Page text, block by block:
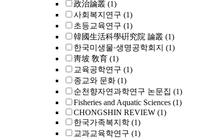
政治論叢 (1)
사회복지연구 (1)
초등교육연구 (1)
韓國生活科學硏究院 論叢 (1)
한국미생물·생명공학회지 (1)
靑坡 敎育 (1)
교육공학연구 (1)
종교와 문화 (1)
순천향자연과학연구 논문집 (1)
Fisheries and Aquatic Sciences (1)
CHONGSHIN REVIEW (1)
한국가족복지학 (1)
교과교육학연구 (1)